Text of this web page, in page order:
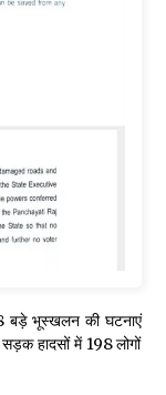
बड़े भूस्खलन की घटनाएं
हादसों में 198 लोगों